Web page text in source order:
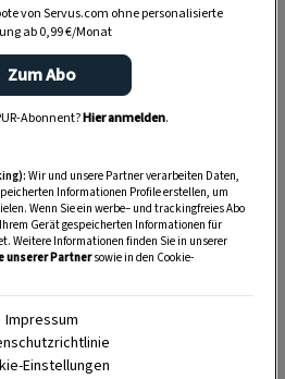
DRUCKEN
Zutaten
von Servus.com ohne personalisierte
ab 0,99 €/Monat
Zum Abo
Abonnent?Hier anmelden.
Wir und unsere Partner verarbeiten Daten,
Informationen Profile erstellen, um
Wenn Sie ein werbe– und trackingfreies Abo
Gerät gespeicherten Informationen für
Weitere Informationen finden Sie in unserer
unserer Partnersowie in den Cookie-
Impressum
Einstellungen